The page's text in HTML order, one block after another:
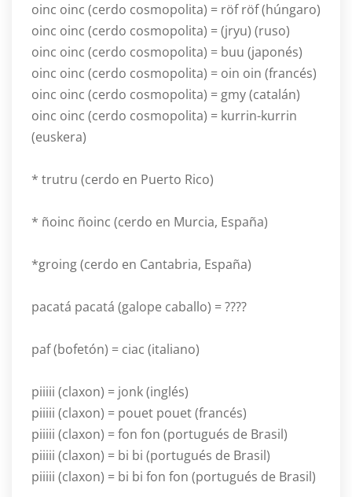
oinc oinc (cerdo cosmopolita) = röf röf (húngaro)
oinc oinc (cerdo cosmopolita) = (jryu) (ruso)
oinc oinc (cerdo cosmopolita) = buu (japonés)
oinc oinc (cerdo cosmopolita) = oin oin (francés)
oinc oinc (cerdo cosmopolita) = gmy (catalán)
oinc oinc (cerdo cosmopolita) = kurrin-kurrin
(euskera)
* trutru (cerdo en Puerto Rico)
* ñoinc ñoinc (cerdo en Murcia, España)
*groing (cerdo en Cantabria, España)
pacatá pacatá (galope caballo) = ????
paf (bofetón) = ciac (italiano)
piiiii (claxon) = jonk (inglés)
piiiii (claxon) = pouet pouet (francés)
piiiii (claxon) = fon fon (portugués de Brasil)
piiiii (claxon) = bi bi (portugués de Brasil)
piiiii (claxon) = bi bi fon fon (portugués de Brasil)